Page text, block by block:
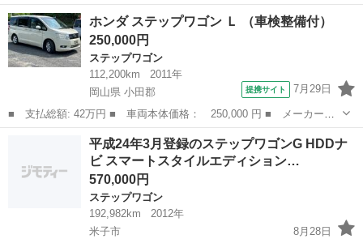
https://www.otoron.jp/lists/detail?carno=028455 ※全車両、納車時2年
車検付き 自己破産、債務整理の...
鳥取 鳥取市 ステップワゴン オトロン
ホンダ ステップワゴン Ｌ （車検整備付）
250,000円
ステップワゴン
112,200km
2011年
岡山県 小田郡
提携サイト 7月29日
■ 支払総額: 42万円 ■ 車両本体価格： 250,000 円 ■ メーカー
名： ホンダ ■ 車種名： ステップワゴン ■ グレード名： Ｌ
■ 排気量： 2000cc ■ ドア枚数： 5D ■ ミッション： CVT ■...
小田郡 ステップワゴン
平成24年3月登録のステップワゴンG HDDナ
ビ スマートスタイルエディション…
570,000円
ステップワゴン
192,982km
2012年
米子市
8月28日